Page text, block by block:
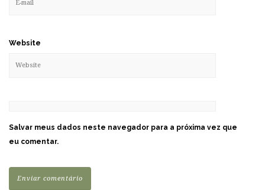
Website
Salvar meus dados neste navegador para a próxima vez que
eu comentar.